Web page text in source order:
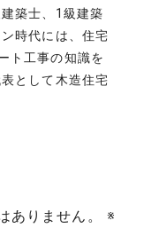
築士、1級建築
時代には、住宅
ト工事の知識を
として木造住宅
ありません。
※